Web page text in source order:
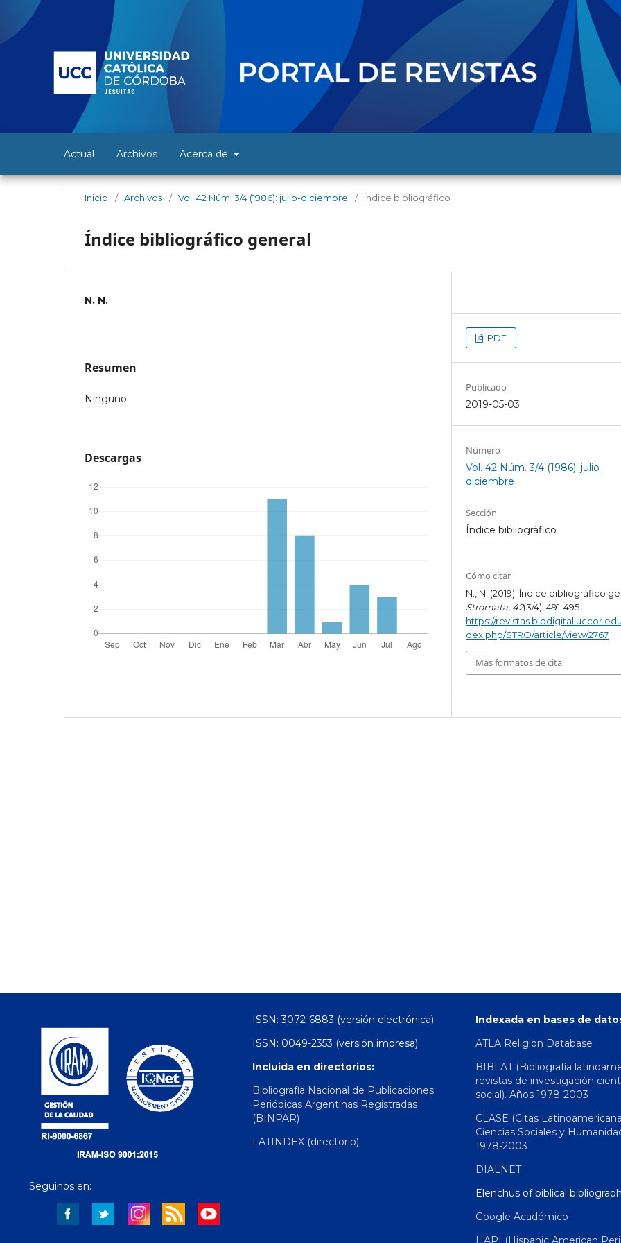
Actual Archivos Acerca de
Inicio / Archivos / Vol. 42 Núm. 3/4 (1986): julio-diciembre / Índice bibliográfico
Índice bibliográfico general
N. N.
Resumen
Ninguno
Descargas
PDF
Publicado
2019-05-03
Número
Vol. 42 Núm. 3/4 (1986): julio-
diciembre
Sección
Índice bibliográfico
Cómo citar
N., N. (2019). Índice bibliográfico
Stromata 42(3/4), 491-495.
https://
dex.php/STRO/article/view/2767
Más formatos de cita
Seguinos en:
ISSN: 3072-6883 (versión electrónica)
ISSN: 0049-2353 (versión impresa)
Incluida en directorios:
Bibliografía Nacional de Publicaciones
Periódicas Argentinas Registradas
(BINPAR)
LATINDEX (directorio)
Indexada en bases de
ATLA Religion Database
BIBLAT (Bibliografía
revistas de investigación
social). Años 1978-2003
CLASE (Citas
Ciencias Sociales y
1978-2003
DIALNET
Elenchus of biblical
Google Académico
HAPI (Hispanic American